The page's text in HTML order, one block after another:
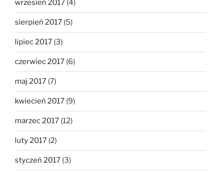
wrzesień 2017 (4)
sierpień 2017 (5)
lipiec 2017 (3)
czerwiec 2017 (6)
maj 2017 (7)
kwiecień 2017 (9)
marzec 2017 (12)
luty 2017 (2)
styczeń 2017 (3)